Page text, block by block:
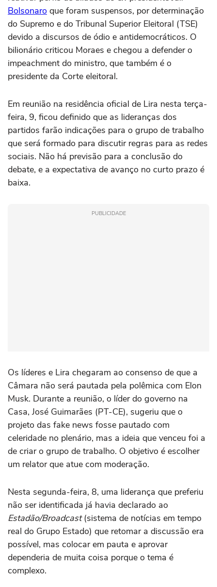
Bolsonaro que foram suspensos, por determinação
do Supremo e do Tribunal Superior Eleitoral (TSE)
devido a discursos de ódio e antidemocráticos. O
bilionário criticou Moraes e chegou a defender o
impeachment do ministro, que também é o
presidente da Corte eleitoral.
Em reunião na residência oficial de Lira nesta terça-
feira, 9, ficou definido que as lideranças dos
partidos farão indicações para o grupo de trabalho
que será formado para discutir regras para as redes
sociais. Não há previsão para a conclusão do
debate, e a expectativa de avanço no curto prazo é
baixa.
PUBLICIDADE
Os líderes e Lira chegaram ao consenso de que a
Câmara não será pautada pela polêmica com Elon
Musk. Durante a reunião, o líder do governo na
Casa, José Guimarães (PT-CE), sugeriu que o
projeto das fake news fosse pautado com
celeridade no plenário, mas a ideia que venceu foi a
de criar o grupo de trabalho. O objetivo é escolher
um relator que atue com moderação.
Nesta segunda-feira, 8, uma liderança que preferiu
não ser identificada já havia declarado ao
Estadão/Broadcast(sistema de notícias em tempo
real do Grupo Estado) que retomar a discussão era
possível, mas colocar em pauta e aprovar
dependeria de muita coisa porque o tema é
complexo.